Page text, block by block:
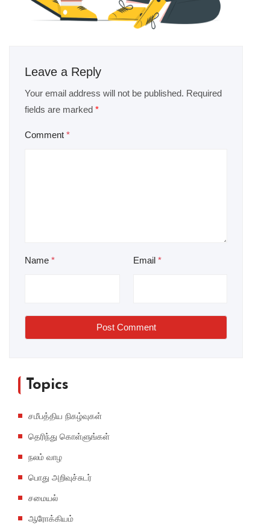
Leave a Reply
Your email address will not be published. Required
fields are marked *
Comment *
Name * Email *
Post Comment
Topics
சமீபத்திய நிகழ்வுகள்
தெரிந்து கொள்ளுங்கள்
நலம் வாழ
பொது அறிவுச்சுடர்
சமையல்
ஆரோக்கியம்